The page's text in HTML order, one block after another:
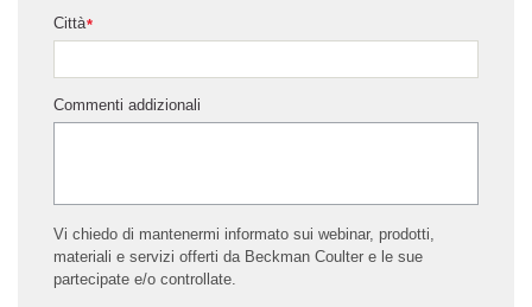
*
Città
Commenti addizionali
Vi chiedo di mantenermi informato sui webinar, prodotti,
materiali e servizi offerti da Beckman Coulter e le sue
partecipate e/o controllate.